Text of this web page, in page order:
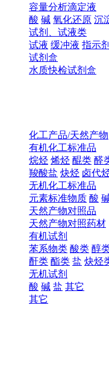
容量分析滴定液
酸 碱 氧化还原 沉
试剂、试液类
试液 缓冲液 指示剂
试剂盒
水质快检试剂盒
化工产品/天然产物
有机化工标准品
烷烃 烯烃 醌类 醛
羧酸盐 炔烃 卤代
无机化工标准品
元素标准物质 酸
天然产物对照品
天然产物对照药材
有机试剂
苯系物类 酸类 醇
酐类 酯类 盐 炔烃
无机试剂
酸 碱 盐 其它
其它